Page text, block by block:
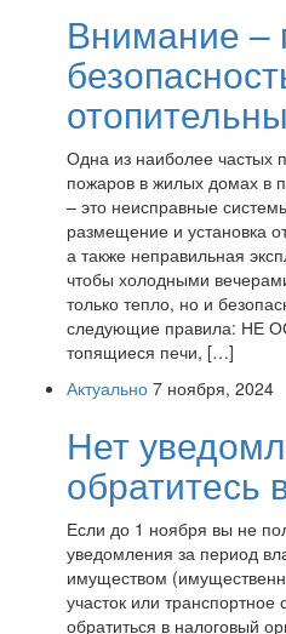
Внимание –
Одна из наиболее частых
пожаров в жилых домах в
– это неисправные
размещение и установка
а также неправильная
чтобы холодными
только тепло, но и
следующие правила: НЕ
топящиеся печи, […]
Актуально 7 ноября, 2024
Нет
Если до 1 ноября вы не
уведомления за период
имуществом
участок или
обратиться в налоговый